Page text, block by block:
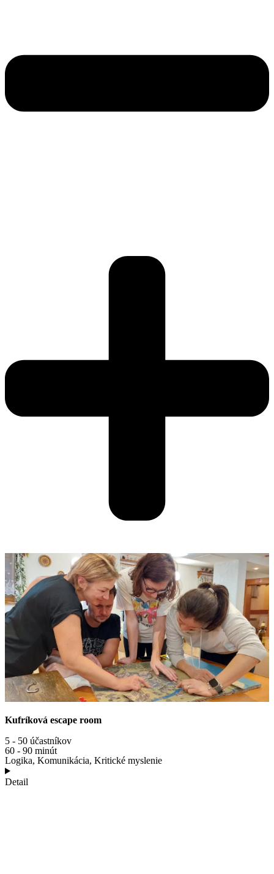
Kufríková escape room
5 - 50 účastníkov
60 - 90 minút
Logika, Komunikácia, Kritické myslenie
Detail